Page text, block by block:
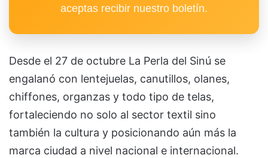
aceptas recibir nuestro boletín.
Desde el 27 de octubre La Perla del Sinú se
engalanó con lentejuelas, canutillos, olanes,
chiffones, organzas y todo tipo de telas,
fortaleciendo no solo al sector textil sino
también la cultura y posicionando aún más la
marca ciudad a nivel nacional e internacional.